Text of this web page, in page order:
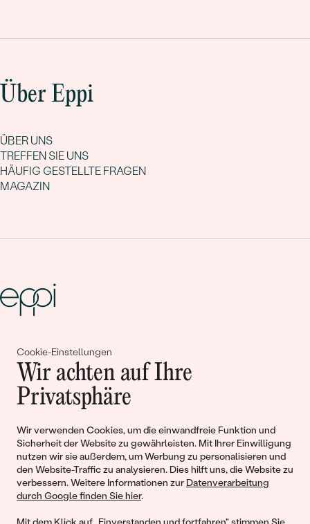
Cookie-Einstellungen
Wir achten auf Ihre
Privatsphäre
Wir verwenden Cookies, um die einwandfreie Funktion und
Sicherheit der Website zu gewährleisten. Mit Ihrer Einwilligung
nutzen wir sie außerdem, um Werbung zu personalisieren und
den Website-Traffic zu analysieren. Dies hilft uns, die Website zu
verbessern. Weitere Informationen zur Datenverarbeitung
durch Google finden Sie hier.
Über Eppi
ÜBER UNS
TREFFEN SIE UNS
HÄUFIG GESTELLTE FRAGEN
MAGAZIN
Gemeinsam erschaffen wir
Geschichten von Schönheit und
Liebe
Begleiten Sie uns!